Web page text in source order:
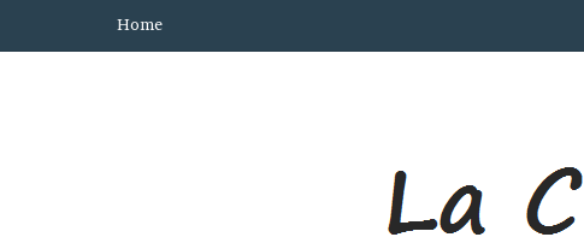
Home